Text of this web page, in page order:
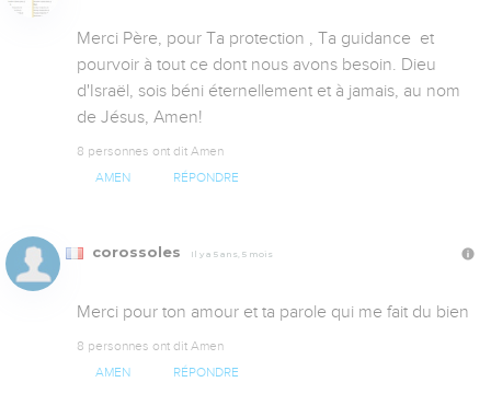
Merci Père, pour Ta protection , Ta guidance  et
pourvoir à tout ce dont nous avons besoin. Dieu
d'Israël, sois béni éternellement et à jamais, au nom
de Jésus, Amen!
8 personnes ont dit Amen
AMEN RÉPONDRE
corossoles Il y a 5 ans, 5 mois
Merci pour ton amour et ta parole qui me fait du bien
8 personnes ont dit Amen
AMEN RÉPONDRE